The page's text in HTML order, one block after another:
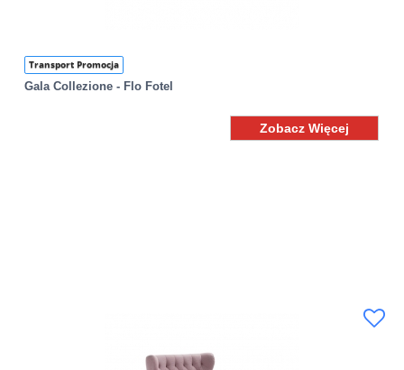
Transport Promocja
Gala Collezione - Flo Fotel
Zobacz Więcej